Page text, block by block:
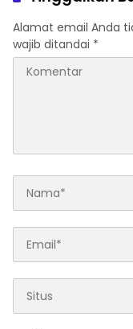
Alamat email Anda
wajib ditandai *